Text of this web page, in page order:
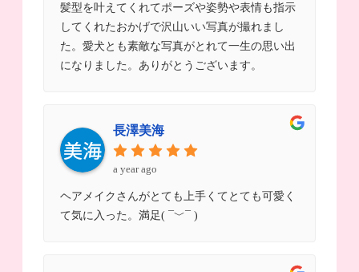
髪型を叶えてくれてポーズや姿勢や表情も指示
してくれたおかげで沢山いい写真が撮れまし
た。愛犬とも素敵な写真がとれて一生の思い出
になりました。ありがとうございます。
長澤美海
a year ago
ヘアメイクさんがとても上手くてとても可愛く
て気に入った。満足( ¯﹀¯ )